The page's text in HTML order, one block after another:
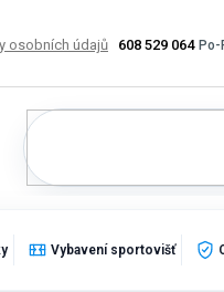
608 529 064
osobních údajů Výměna,
Vybavení sportovišť